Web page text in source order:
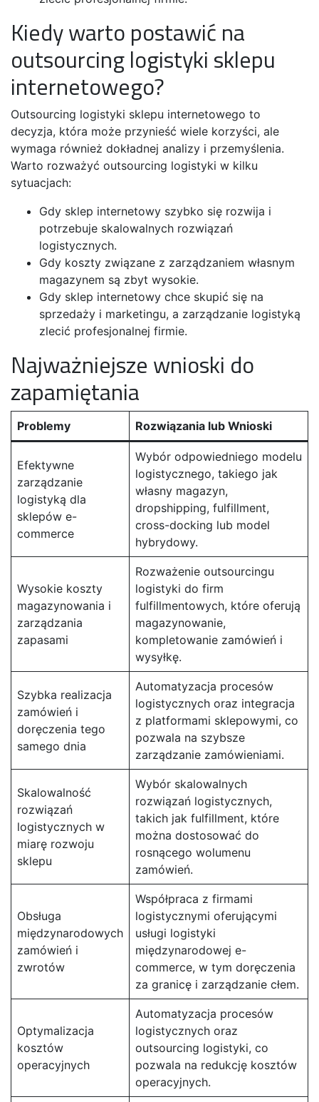
Kiedy warto postawić na
outsourcing logistyki sklepu
internetowego?
Outsourcing logistyki sklepu internetowego to
decyzja, która może przynieść wiele korzyści, ale
wymaga również dokładnej analizy i przemyślenia.
Warto rozważyć outsourcing logistyki w kilku
sytuacjach:
Gdy sklep internetowy szybko się rozwija i
potrzebuje skalowalnych rozwiązań
logistycznych.
Gdy koszty związane z zarządzaniem własnym
magazynem są zbyt wysokie.
Gdy sklep internetowy chce skupić się na
sprzedaży i marketingu, a zarządzanie logistyką
zlecić profesjonalnej firmie.
Najważniejsze wnioski do
zapamiętania
Problemy Rozwiązania lub Wnioski
Efektywne
zarządzanie
logistyką dla
sklepów e-
commerce
Wybór odpowiedniego modelu
logistycznego, takiego jak
własny magazyn,
dropshipping, fulfillment,
cross-docking lub model
hybrydowy.
Wysokie koszty
magazynowania i
zarządzania
zapasami
Rozważenie outsourcingu
logistyki do firm
fulfillmentowych, które oferują
magazynowanie,
kompletowanie zamówień i
wysyłkę.
Szybka realizacja
zamówień i
doręczenia tego
samego dnia
Automatyzacja procesów
logistycznych oraz integracja
z platformami sklepowymi, co
pozwala na szybsze
zarządzanie zamówieniami.
Skalowalność
rozwiązań
logistycznych w
miarę rozwoju
sklepu
Wybór skalowalnych
rozwiązań logistycznych,
takich jak fulfillment, które
można dostosować do
rosnącego wolumenu
zamówień.
Obsługa
międzynarodowych
zamówień i
zwrotów
Współpraca z firmami
logistycznymi oferującymi
usługi logistyki
międzynarodowej e-
commerce, w tym doręczenia
za granicę i zarządzanie cłem.
Optymalizacja
kosztów
operacyjnych
Automatyzacja procesów
logistycznych oraz
outsourcing logistyki, co
pozwala na redukcję kosztów
operacyjnych.